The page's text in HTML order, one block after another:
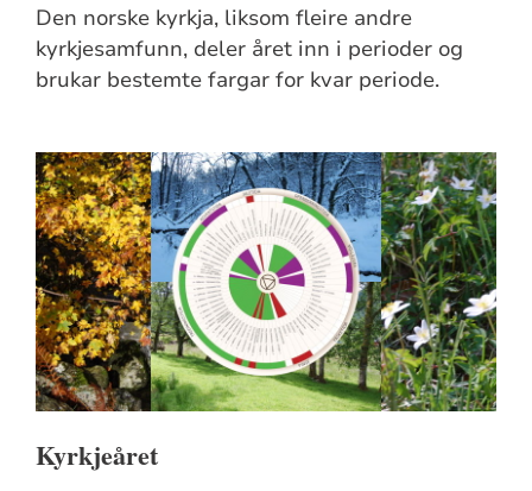
Den norske kyrkja, liksom fleire andre
kyrkjesamfunn, deler året inn i perioder og
brukar bestemte fargar for kvar periode.
Kyrkjeåret